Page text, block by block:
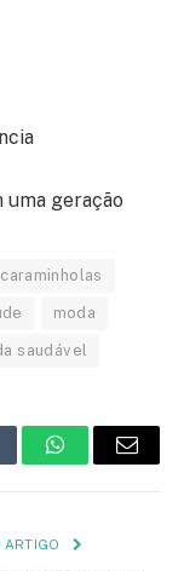
uma geração
caraminholas
moda
saudável
WhatsApp
E-
ARTIGO